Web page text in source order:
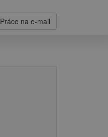
Práce na e-mail